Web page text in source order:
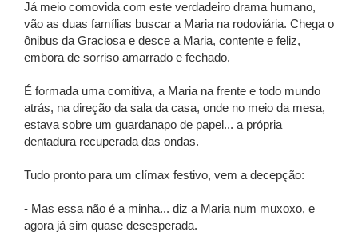
Já meio comovida com este verdadeiro drama humano,
vão as duas famílias buscar a Maria na rodoviária. Chega o
ônibus da Graciosa e desce a Maria, contente e feliz,
embora de sorriso amarrado e fechado.
É formada uma comitiva, a Maria na frente e todo mundo
atrás, na direção da sala da casa, onde no meio da mesa,
estava sobre um guardanapo de papel... a própria
dentadura recuperada das ondas.
Tudo pronto para um clímax festivo, vem a decepção:
- Mas essa não é a minha... diz a Maria num muxoxo, e
agora já sim quase desesperada.